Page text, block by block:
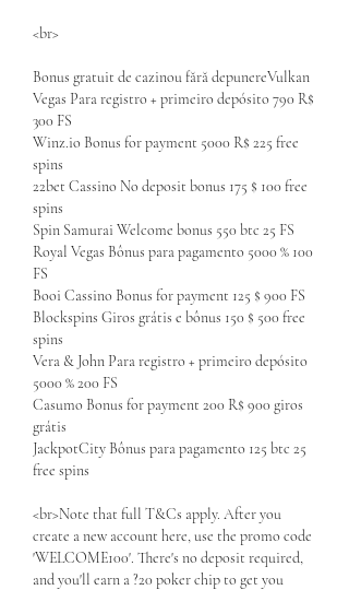
<br>
Bonus gratuit de cazinou fără depunereVulkan
Vegas Para registro + primeiro depósito 790 R$
300 FS
Winz.io Bonus for payment 5000 R$ 225 free
spins
22bet Cassino No deposit bonus 175 $ 100 free
spins
Spin Samurai Welcome bonus 550 btc 25 FS
Royal Vegas Bônus para pagamento 5000 % 100
FS
Booi Cassino Bonus for payment 125 $ 900 FS
Blockspins Giros grátis e bônus 150 $ 500 free
spins
Vera & John Para registro + primeiro depósito
5000 % 200 FS
Casumo Bonus for payment 200 R$ 900 giros
grátis
JackpotCity Bônus para pagamento 125 btc 25
free spins
<br>Note that full T&Cs apply. After you
create a new account here, use the promo code
'WELCOME100'. There's no deposit required,
and you'll earn a ?20 poker chip to get you